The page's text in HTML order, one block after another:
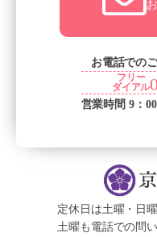
お電話での
フリー
ダイアル
営業時間 9：
定休日は土曜・日
土曜も電話での問